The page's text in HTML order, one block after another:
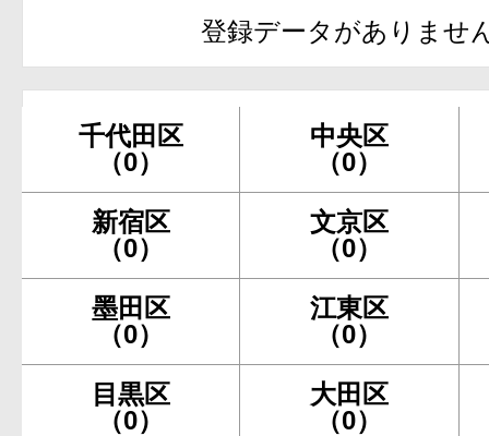
登録データがありませ
千代田区
（0）
中央区
（0）
新宿区
（0）
文京区
（0）
墨田区
（0）
江東区
（0）
目黒区
（0）
大田区
（0）